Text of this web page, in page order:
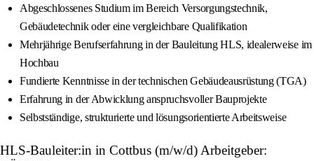
Abgeschlossenes Studium im Bereich Versorgungstechnik,
Gebäudetechnik oder eine vergleichbare Qualifikation
Mehrjährige Berufserfahrung in der Bauleitung HLS, idealerweise im
Hochbau
Fundierte Kenntnisse in der technischen Gebäudeausrüstung (TGA)
Erfahrung in der Abwicklung anspruchsvoller Bauprojekte
Selbstständige, strukturierte und lösungsorientierte Arbeitsweise
HLS-Bauleiter:in in Cottbus (m/w/d) Arbeitgeber: